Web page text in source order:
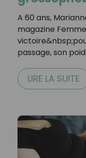
A 60 ans,
magazine
passage, son
LIRE LA SUITE